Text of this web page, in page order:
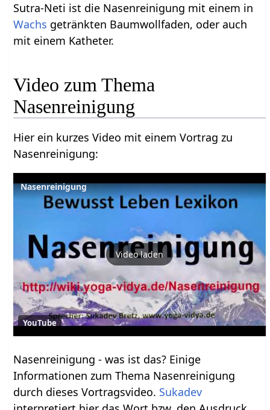
Sutra-Neti ist die Nasenreinigung mit einem in
Wachs getränkten Baumwollfaden, oder auch
mit einem Katheter.
Video zum Thema
Hier ein kurzes Video mit einem Vortrag zu
Nasenreinigung‏‎:
Nasenreinigung
Video laden
YouTube
Nasenreinigung‏‎ - was ist das? Einige
Informationen zum Thema Nasenreinigung‏‎
durch dieses Vortragsvideo. Sukadev